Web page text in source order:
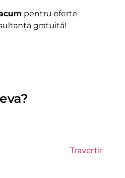
pentru oferte
gratuită!